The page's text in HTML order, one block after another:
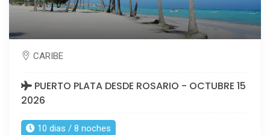
CARIBE
PUERTO PLATA DESDE ROSARIO - OCTUBRE 15
2026
10 dias / 8 noches